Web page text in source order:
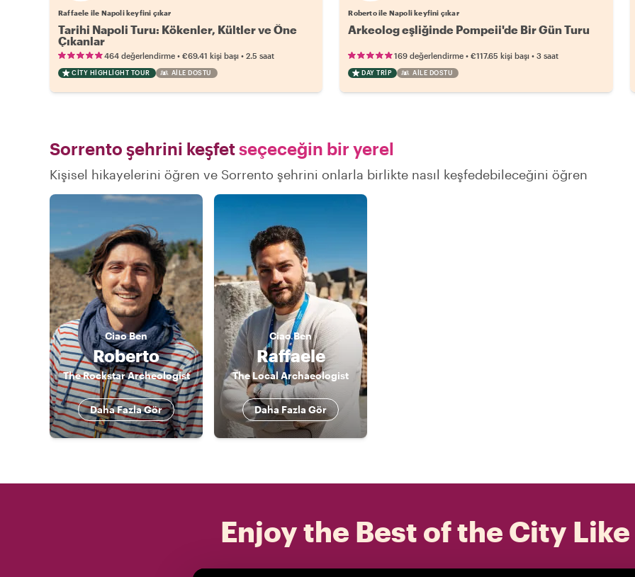
Raffaele ile Napoli keyfini çıkar
Tarihi Napoli Turu: Kökenler, Kültler ve Öne
Çıkanlar
464 değerlendirme • €69.41 kişi başı • 2.5 saat
CITY HIGHLIGHT TOUR AILE DOSTU
Roberto ile Napoli keyfini çıkar
Arkeolog eşliğinde Pompeii'de Bir Gün Turu
169 değerlendirme •€117.65 kişi başı •3 saat
DAY TRIP AILE DOSTU
Sorrento şehrini keşfetseçeceğin bir yerel
Kişisel hikayelerini öğren ve Sorrento şehrini onlarla birlikte nasıl keşfedebileceğini öğren
CiaoBen
Roberto
The Rockstar Archeologist
Daha Fazla Gör
CiaoBen
Raffaele
The Local Archaeologist
Daha Fazla Gör
Enjoy the Best of the City Like